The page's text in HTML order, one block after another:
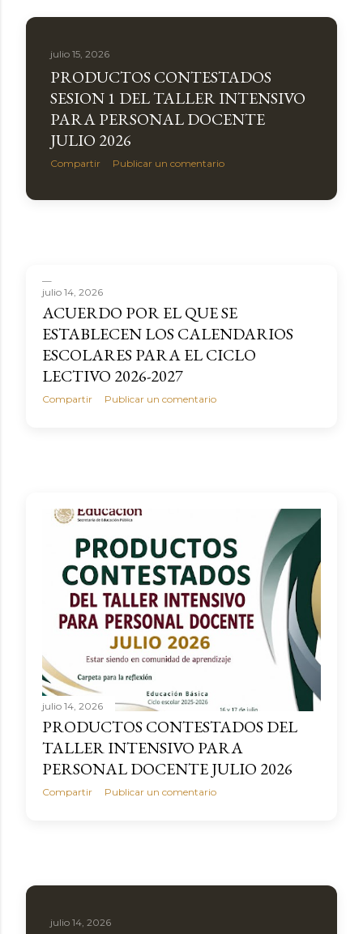
julio 15, 2026
PRODUCTOS CONTESTADOS
SESION 1 DEL TALLER INTENSIVO
PARA PERSONAL DOCENTE
JULIO 2026
Compartir Publicar un comentario
julio 14, 2026
ACUERDO POR EL QUE SE
ESTABLECEN LOS CALENDARIOS
ESCOLARES PARA EL CICLO
LECTIVO 2026-2027
Compartir Publicar un comentario
julio 14, 2026
PRODUCTOS CONTESTADOS DEL
TALLER INTENSIVO PARA
PERSONAL DOCENTE JULIO 2026
Compartir Publicar un comentario
julio 14, 2026